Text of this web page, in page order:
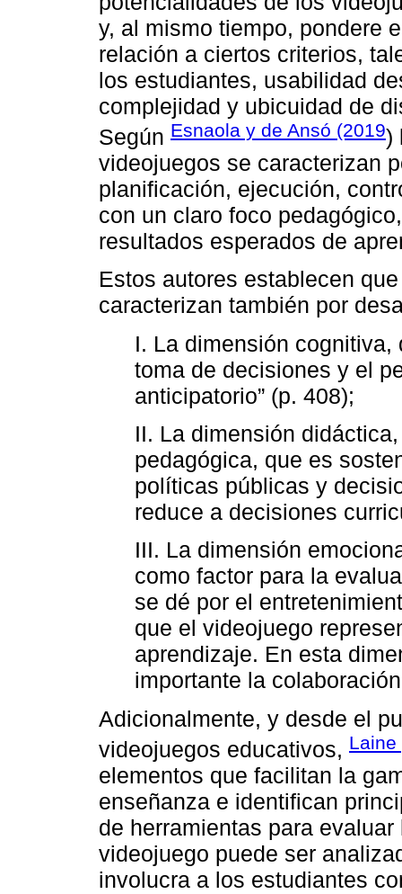
y, al mismo tiempo, pondere
relación a ciertos criterios,
los estudiantes, usabilidad
complejidad y ubicuidad de
Según Esnaola y de Ansó (2019)
videojuegos se caracterizan
planificación, ejecución,
con un claro foco
resultados esperados de
Estos autores establecen
caracterizan también por
I. La dimensión
toma de decisiones y el
anticipatorio” (p. 408);
II. La dimensión
pedagógica, que es
políticas públicas y
reduce a decisiones
III. La dimensión
como factor para la
se dé por el
que el videojuego
aprendizaje. En esta
importante la
Adicionalmente, y desde el
videojuegos educativos, Laine
elementos que facilitan la
enseñanza e identifican
de herramientas para
videojuego puede ser
involucra a los estudiantes